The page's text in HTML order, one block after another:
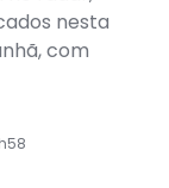
nesta
com